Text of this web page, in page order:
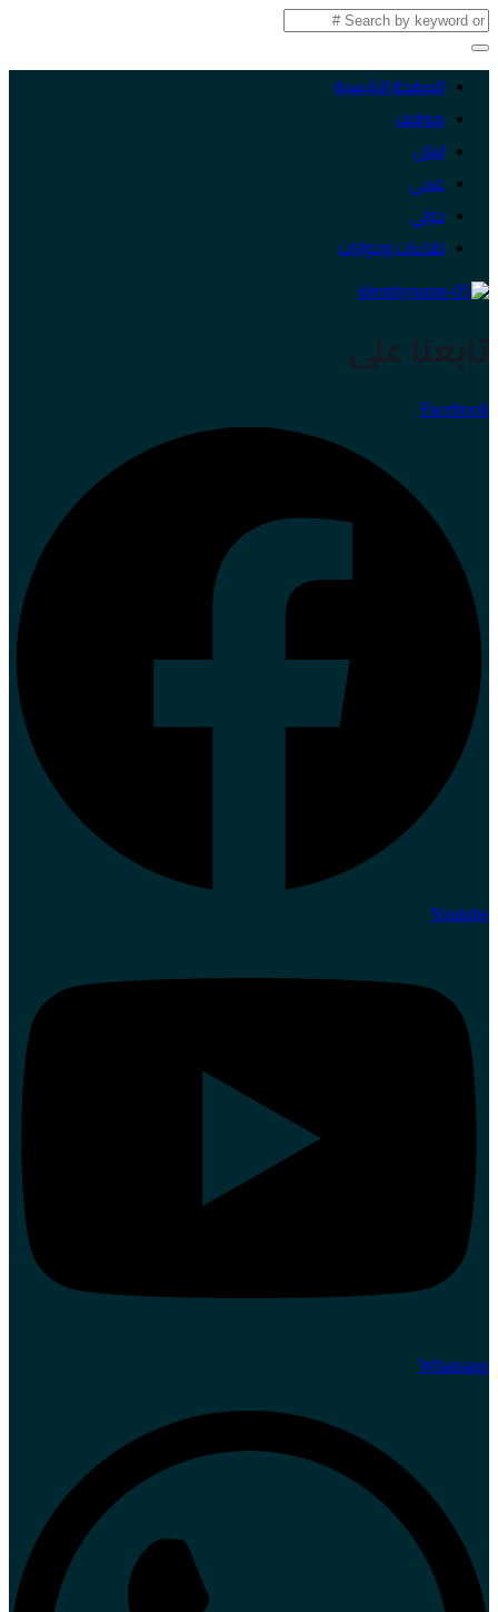
الصفحة الرئيسية
موقف
لبنان
عربي
دولي
لقاءات وحوارات
تابعنا على
Facebook
Youtube
Whatsapp